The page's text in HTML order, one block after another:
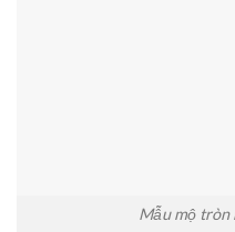
Mẫu mộ tròn